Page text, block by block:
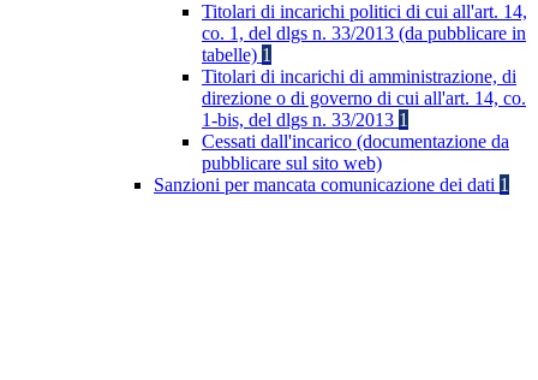
Titolari di incarichi politici di cui all'art. 14,
co. 1, del dlgs n. 33/2013 (da pubblicare in
tabelle) 1
Titolari di incarichi di amministrazione, di
direzione o di governo di cui all'art. 14, co.
1-bis, del dlgs n. 33/2013 1
Cessati dall'incarico (documentazione da
pubblicare sul sito web)
Sanzioni per mancata comunicazione dei dati 1